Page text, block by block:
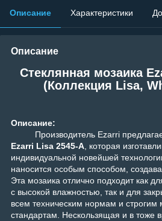
Описание Характеристики
Описание
Стеклянная мозаика
(Коллекция Lisa,
Описание:
Производитель Ezarri
Ezarri Lisa 2545-А, которая
индивидуальной новейшей
наносится особым способом,
Эта мозаика отлично подходит как
с высокой влажностью, так и для
всем техническим нормам и
стандартам. Нескользящая и в тоже